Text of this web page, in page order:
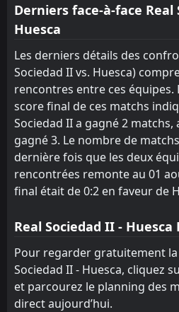
FT
16:30
05Apr
Las Palmas
FT
01Apr
Huesca
Cultural Leonesa
15:15
28Mar
Granada CF
Huesca
Derniers face-à-face Real
Huesca
Les derniers détails des
Sociedad II vs. Huesca)
rencontres entre ces équipes.
score final de ces matchs
Sociedad II a gagné 2 matchs,
gagné 3. Le nombre de
dernière fois que les deux
rencontrées remonte au 01
final était de 0:2 en faveur de
Real Sociedad II -
Pour regarder gratuitement
Sociedad II - Huesca, cliquez
et parcourez le planning des
direct aujourd’hui.